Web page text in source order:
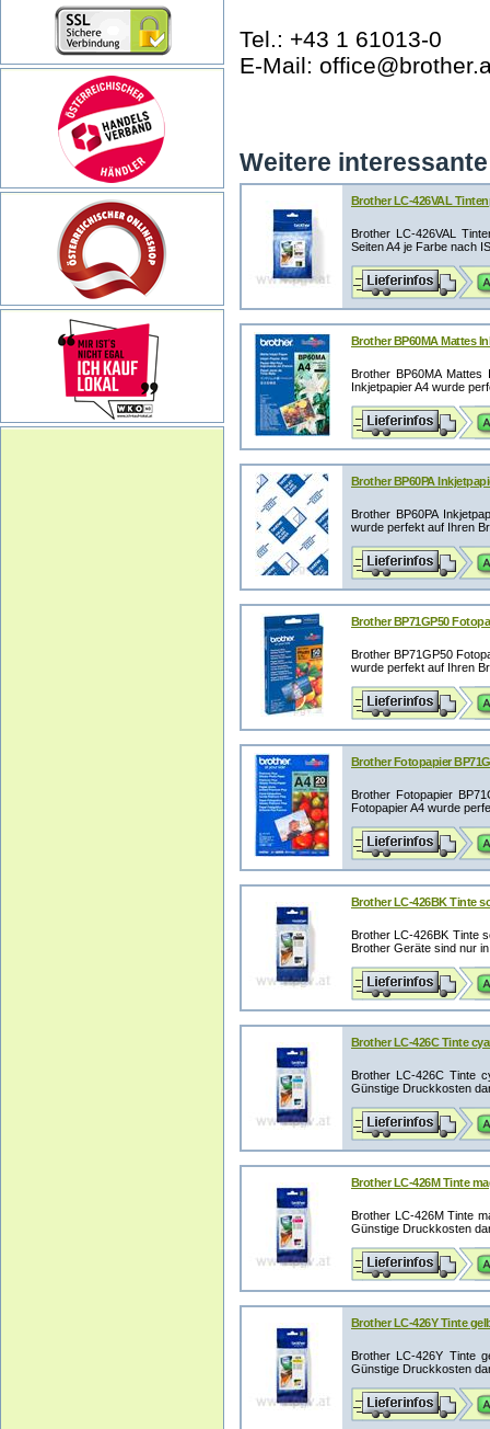
Tel.: +43 1 61013-0
E-Mail:
Weitere
Brother LC-426VAL
Brother LC-426VAL
Seiten A4 je Farbe nach
Brother BP60MA Mattes
Brother BP60MA Mattes
Inkjetpapier A4 wurde
Brother BP60PA
Brother BP60PA
wurde perfekt auf Ihren
Brother BP71GP50
Brother BP71GP50
wurde perfekt auf Ihren
Brother Fotopapier
Brother Fotopapier
Fotopapier A4 wurde
Brother LC-426BK Tinte
Brother LC-426BK Tinte
Brother Geräte sind nur
Brother LC-426C Tinte
Brother LC-426C Tinte
Günstige Druckkosten
Brother LC-426M Tinte
Brother LC-426M Tinte
Günstige Druckkosten
Brother LC-426Y Tinte
Brother LC-426Y Tinte
Günstige Druckkosten